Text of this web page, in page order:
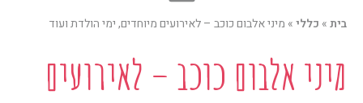
בית» כללי» מיני אלבום כוכב – לאירועים מיוחדים, ימי הולדת ועוד
מיני אלבום כוכב – לאירועים